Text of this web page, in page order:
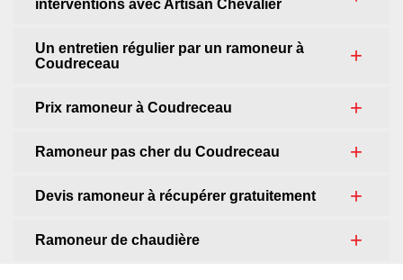
interventions avec Artisan Chevalier
Un entretien régulier par un ramoneur à
Coudreceau
Prix ramoneur à Coudreceau
Ramoneur pas cher du Coudreceau
Devis ramoneur à récupérer gratuitement
Ramoneur de chaudière